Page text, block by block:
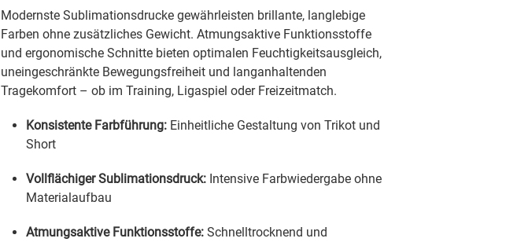
Modernste Sublimationsdrucke gewährleisten brillante, langlebige
Farben ohne zusätzliches Gewicht. Atmungsaktive Funktionsstoffe
und ergonomische Schnitte bieten optimalen Feuchtigkeitsausgleich,
uneingeschränkte Bewegungsfreiheit und langanhaltenden
Tragekomfort – ob im Training, Ligaspiel oder Freizeitmatch.
Konsistente Farbführung: Einheitliche Gestaltung von Trikot und
Short
Vollflächiger Sublimationsdruck: Intensive Farbwiedergabe ohne
Materialaufbau
Atmungsaktive Funktionsstoffe: Schnelltrocknend und